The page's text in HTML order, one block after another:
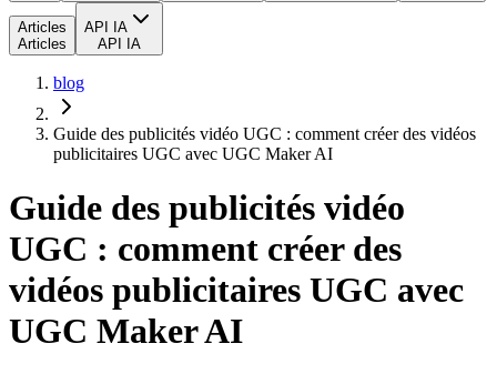
Articles
Articles
API IA
API IA
blog
Guide des publicités vidéo UGC : comment créer des vidéos
publicitaires UGC avec UGC Maker AI
Guide des publicités vidéo
UGC : comment créer des
vidéos publicitaires UGC avec
UGC Maker AI